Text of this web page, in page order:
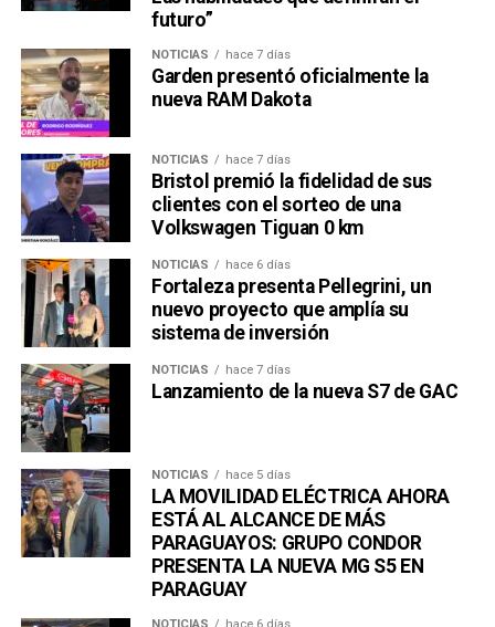
futuro”
NOTICIAS hace 7 días
Garden presentó oficialmente la
nueva RAM Dakota
NOTICIAS hace 7 días
Bristol premió la fidelidad de sus
clientes con el sorteo de una
Volkswagen Tiguan 0 km
NOTICIAS hace 6 días
Fortaleza presenta Pellegrini, un
nuevo proyecto que amplía su
sistema de inversión
NOTICIAS hace 7 días
Lanzamiento de la nueva S7 de GAC
NOTICIAS hace 5 días
LA MOVILIDAD ELÉCTRICA AHORA
ESTÁ AL ALCANCE DE MÁS
PARAGUAYOS: GRUPO CONDOR
PRESENTA LA NUEVA MG S5 EN
PARAGUAY
NOTICIAS hace 6 días